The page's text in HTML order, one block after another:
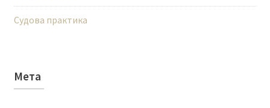
Судова практика
Мета